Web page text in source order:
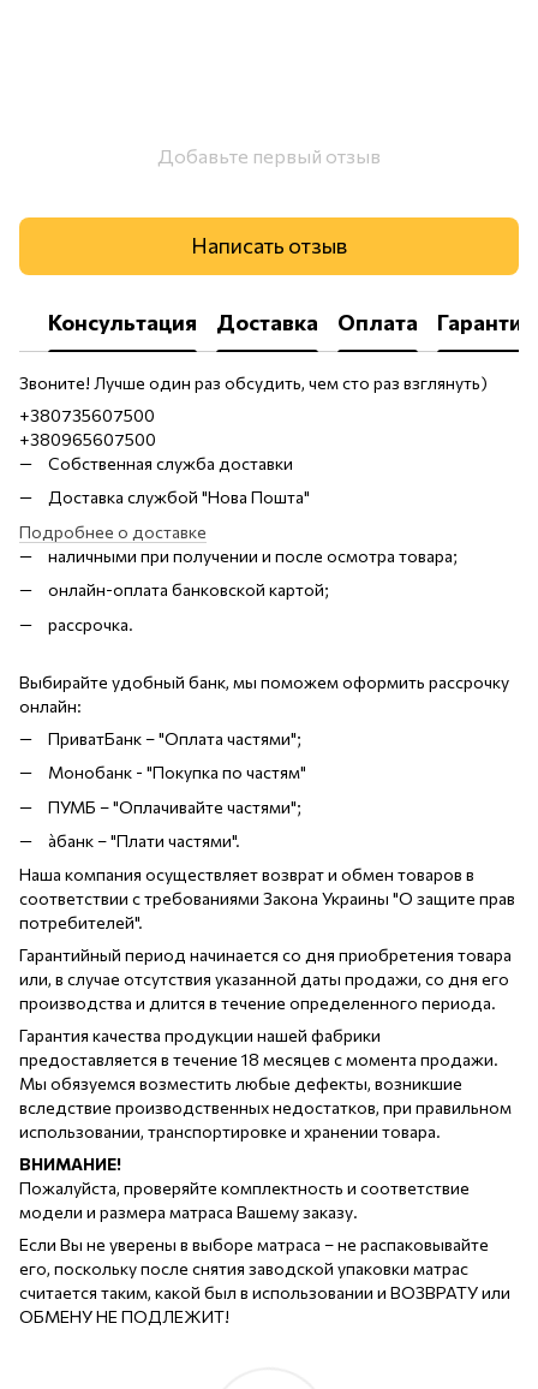
Добавьте первый отзыв
Написать отзыв
Консультация Доставка Оплата Гарантия
Звоните! Лучше один раз обсудить, чем сто раз взглянуть)
+380735607500
+380965607500
Собственная служба доставки
Доставка службой "Нова Пошта"
Подробнее о доставке
наличными при получении и после осмотра товара;
онлайн-оплата банковской картой;
рассрочка.
Выбирайте удобный банк, мы поможем оформить рассрочку
онлайн:
ПриватБанк – "Оплата частями";
Монобанк - "Покупка по частям"
ПУМБ – "Оплачивайте частями";
àбанк – "Плати частями".
Наша компания осуществляет возврат и обмен товаров в
соответствии с требованиями Закона Украины "О защите прав
потребителей".
Гарантийный период начинается со дня приобретения товара
или, в случае отсутствия указанной даты продажи, со дня его
производства и длится в течение определенного периода.
Гарантия качества продукции нашей фабрики
предоставляется в течение 18 месяцев с момента продажи.
Мы обязуемся возместить любые дефекты, возникшие
вследствие производственных недостатков, при правильном
использовании, транспортировке и хранении товара.
ВНИМАНИЕ!
Пожалуйста, проверяйте комплектность и соответствие
модели и размера матраса Вашему заказу.
Если Вы не уверены в выборе матраса – не распаковывайте
его, поскольку после снятия заводской упаковки матрас
считается таким, какой был в использовании и ВОЗВРАТУ или
ОБМЕНУ НЕ ПОДЛЕЖИТ!